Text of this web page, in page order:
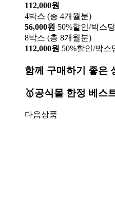
112,000원
4박스 (총 4개월분)
56,000원 50%할인/박스
8박스 (총 8개월분)
112,000원 50%할인/박스
함께 구매하기 좋은
🥇공식몰 한정 베스
다음상품